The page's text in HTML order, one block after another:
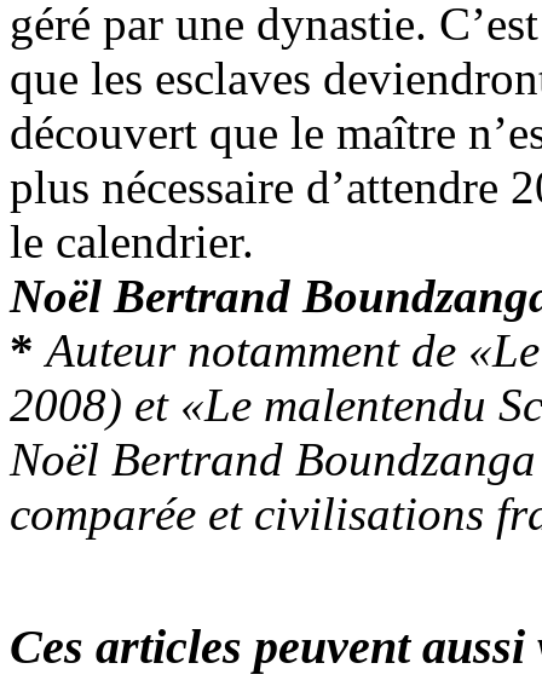
géré par une dynastie.
que les esclaves
découvert que le maître
plus nécessaire d’attendre
le calendrier.
Noël Bertrand
* Auteur notamment de
2008) et «Le malentendu
Noël Bertrand
comparée et civilisations
Ces articles peuvent